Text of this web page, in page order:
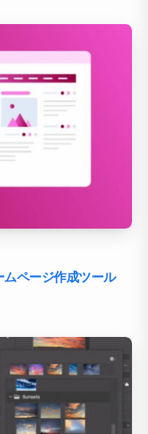
ページ作成ツール